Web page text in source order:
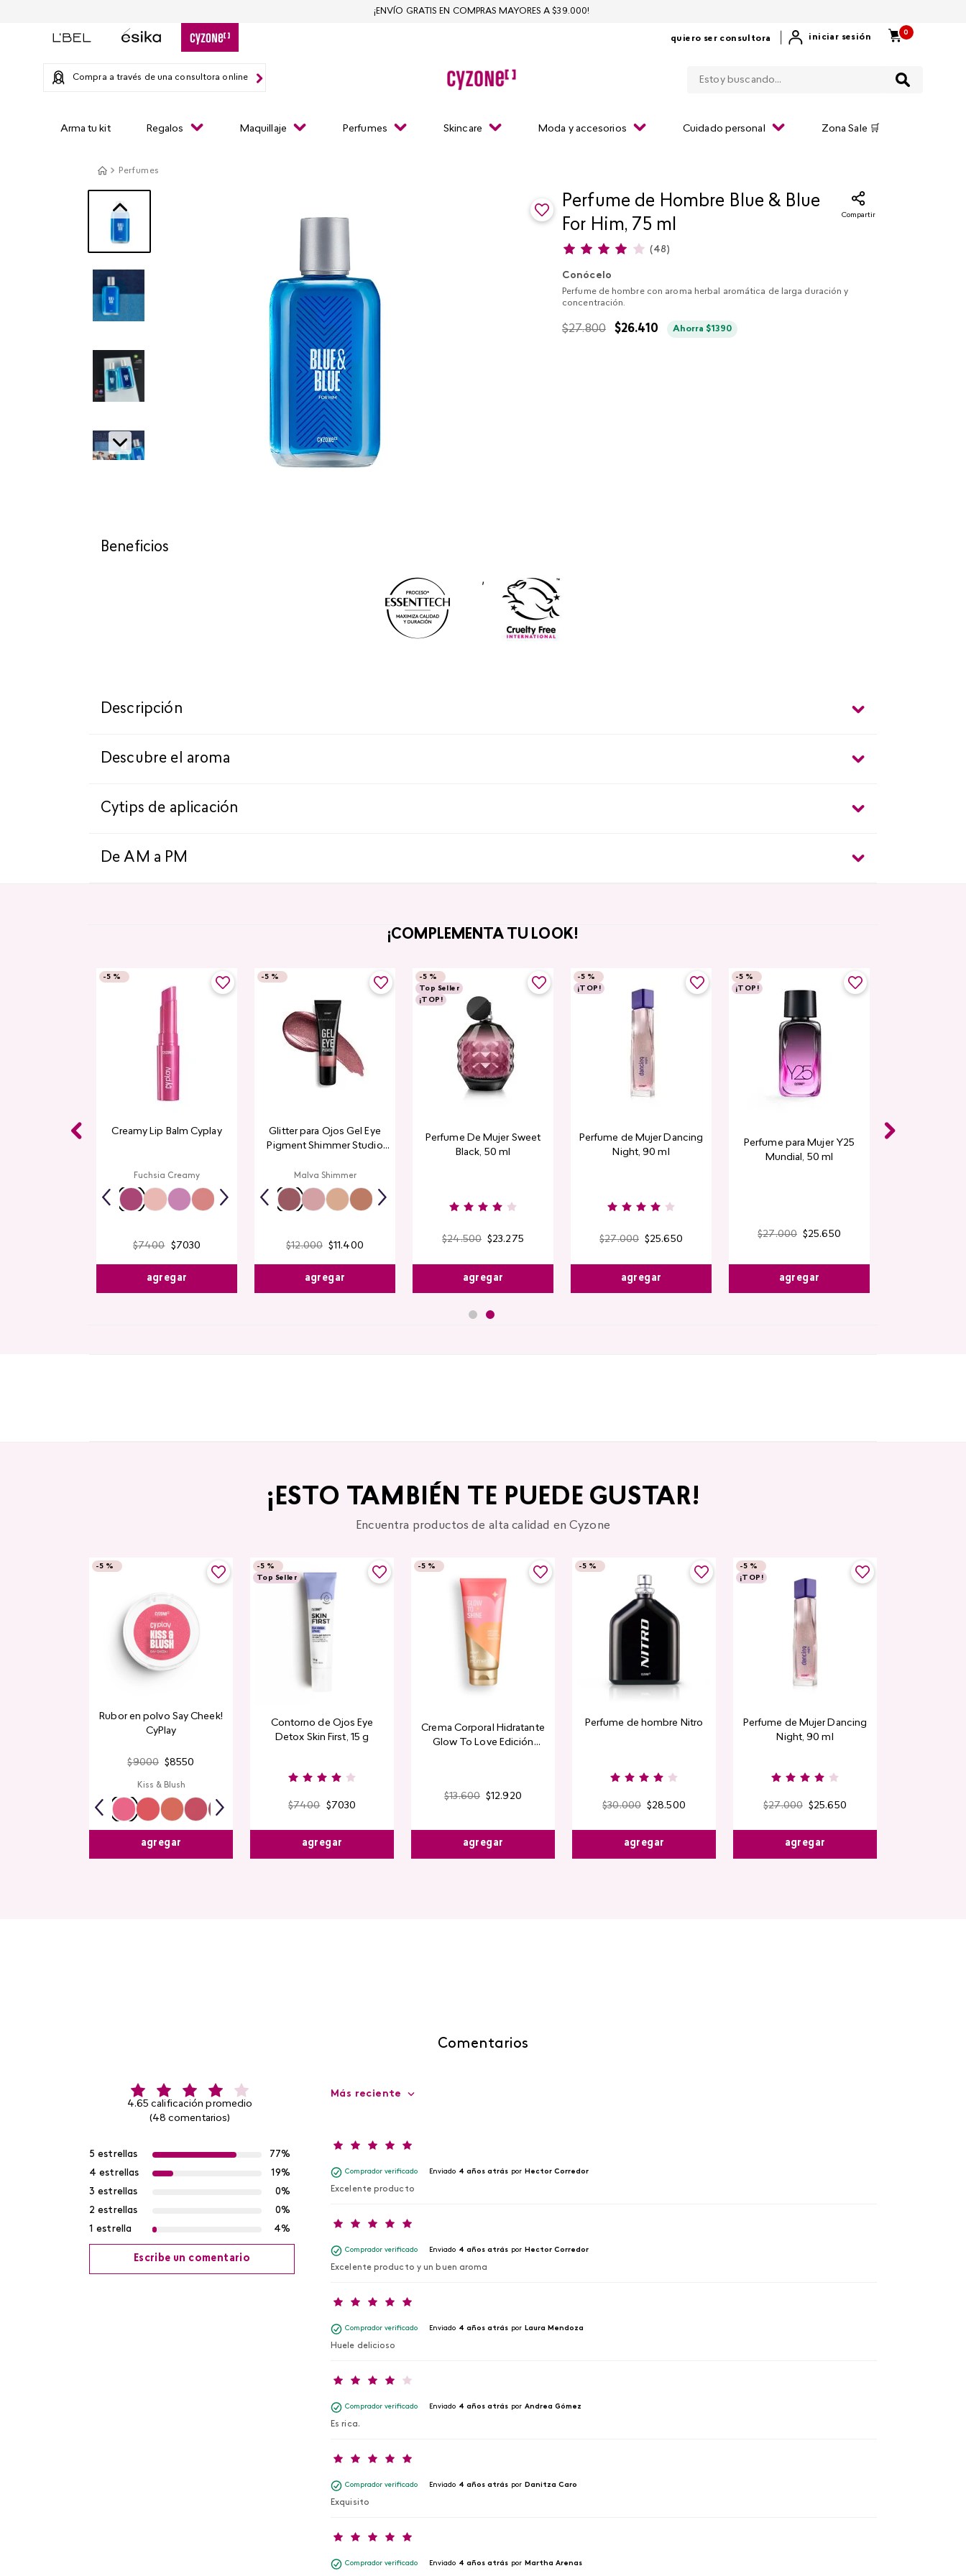
quiero ser consultora iniciar sesión
0
Compra a través de una consultora online
Arma tu kit Regalos Maquillaje Perfumes Skincare Moda y accesorios Cuidado personal Zona Sale 🛒
¡ENVÍO GRATIS EN COMPRAS MAYORES A $39.000!
Perfumes
Perfume de Hombre Blue & Blue
For Him, 75 ml
Compartir
(48)
Conócelo
Perfume de hombre con aroma herbal aromática de larga duración y
concentración.
$27.800 $26.410 Ahorra$1390
Beneficios
,
Descripción
Descubre el aroma
Cytips de aplicación
De AM a PM
¡COMPLEMENTA TU LOOK!
-5 %
Creamy Lip Balm Cyplay
Fuchsia Creamy
$7400 $7030
agregar
-5 %
Glitter para Ojos Gel Eye
Pigment Shimmer Studio
Malva Shimmer
$12.000 $11 .400
agregar
-5 %
Top Seller
¡TOP!
Perfume De Mujer Sweet
Black, 50 ml
$24.500 $23.275
agregar
-5 %
¡TOP!
Perfume de Mujer Dancing
Night, 90 ml
$27.000 $25.650
agregar
-5 %
¡TOP!
Perfume para Mujer Y25
Mundial​, 50 ml
$27.000 $25.650
agregar
¡ESTO TAMBIÉN TE PUEDE GUSTAR!
Encuentra productos de alta calidad en Cyzone
-5 %
Rubor en polvo Say Cheek!
CyPlay
$9000 $8550
Kiss & Blush
agregar
-5 %
Top Seller
Contorno de Ojos Eye
Detox Skin First, 15 g
$7400 $7030
agregar
-5 %
Crema Corporal Hidratante
Glow To Love Edición
$13.600 $12.920
agregar
-5 %
Perfume de hombre Nitro
$30.000 $28.500
agregar
-5 %
¡TOP!
Perfume de Mujer Dancing
Night, 90 ml
$27.000 $25.650
agregar
Comentarios
4.65 calificación promedio
(48 comentarios)
5 estrellas
77%
4 estrellas
19%
3 estrellas
0%
2 estrellas
0%
1 estrella
4%
Escribe un comentario
Más reciente
Comprador verificado Enviado 4 años atrás por Hector Corredor
Excelente producto
Comprador verificado Enviado 4 años atrás por Hector Corredor
Excelente producto y un buen aroma
Comprador verificado Enviado 4 años atrás por Laura Mendoza
Huele delicioso
Comprador verificado Enviado 4 años atrás por Andrea Gómez
Es rica.
Comprador verificado Enviado 4 años atrás por Danitza Caro
Exquisito
Comprador verificado Enviado 4 años atrás por Martha Arenas